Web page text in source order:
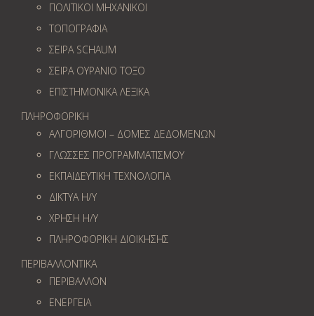
ΠΟΛΙΤΙΚΟΙ ΜΗΧΑΝΙΚΟΙ
ΤΟΠΟΓΡΑΦΙΑ
ΣΕΙΡΑ SCHAUM
ΣΕΙΡΑ ΟΥΡΑΝΙΟ ΤΟΞΟ
ΕΠΙΣΤΗΜΟΝΙΚΑ ΛΕΞΙΚΑ
ΠΛΗΡΟΦΟΡΙΚΗ
ΑΛΓΟΡΙΘΜΟΙ – ΔΟΜΕΣ ΔΕΔΟΜΕΝΩΝ
ΓΛΩΣΣΕΣ ΠΡΟΓΡΑΜΜΑΤΙΣΜΟΥ
ΕΚΠΑΙΔΕΥΤΙΚΗ ΤΕΧΝΟΛΟΓΙΑ
ΔΙΚΤΥΑ Η/Υ
ΧΡΗΣΗ Η/Υ
ΠΛΗΡΟΦΟΡΙΚΗ ΔΙΟΙΚΗΣΗΣ
ΠΕΡΙΒΑΛΛΟΝΤΙΚΑ
ΠΕΡΙΒΑΛΛΟΝ
ΕΝΕΡΓΕΙΑ